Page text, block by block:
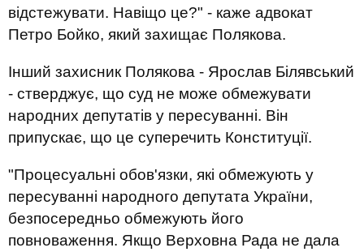
відстежувати. Навіщо це?" - каже адвокат
Петро Бойко, який захищає Полякова.
Інший захисник Полякова - Ярослав Білявський
- стверджує, що суд не може обмежувати
народних депутатів у пересуванні. Він
припускає, що це суперечить Конституції.
"Процесуальні обов'язки, які обмежують у
пересуванні народного депутата України,
безпосередньо обмежують його
повноваження. Якщо Верховна Рада не дала